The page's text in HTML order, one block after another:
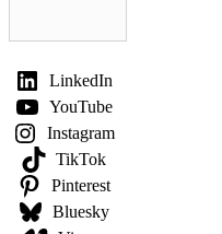
LinkedIn
YouTube
Instagram
TikTok
Pinterest
Bluesky